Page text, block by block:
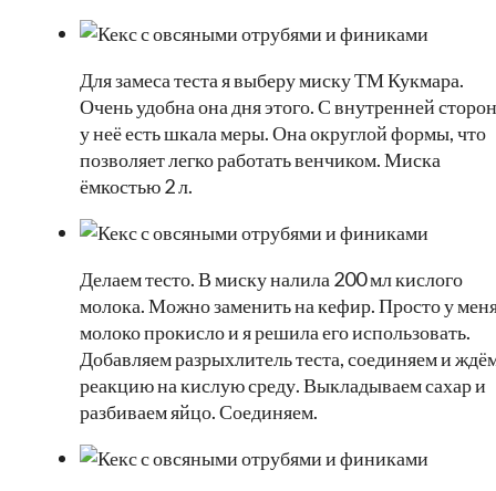
Для замеса теста я выберу миску ТМ Кукмара.
Очень удобна она дня этого. С внутренней
у неё есть шкала меры. Она округлой формы, что
позволяет легко работать венчиком. Миска
ёмкостью 2 л.
Делаем тесто. В миску налила 200 мл кислого
молока. Можно заменить на кефир. Просто у
молоко прокисло и я решила его использовать.
Добавляем разрыхлитель теста, соединяем и
реакцию на кислую среду. Выкладываем сахар и
разбиваем яйцо. Соединяем.